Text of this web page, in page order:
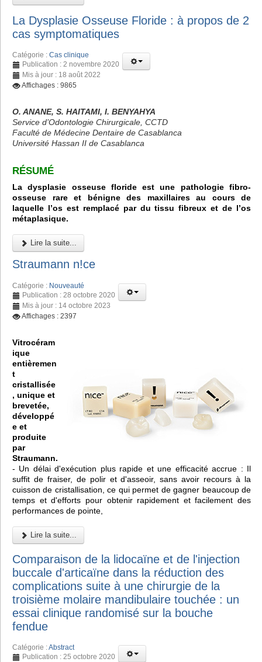
La Dysplasie Osseuse Floride : à propos de 2
cas symptomatiques
Catégorie : Cas clinique
Publication : 2 novembre 2020
Mis à jour : 18 août 2022
Affichages : 9865
O. ANANE, S. HAITAMI, I. BENYAHYA
Service d’Odontologie Chirurgicale, CCTD
Faculté de Médecine Dentaire de Casablanca
Université Hassan II de Casablanca
RÉSUMÉ
La dysplasie osseuse floride est une pathologie fibro-
osseuse rare et bénigne des maxillaires au cours de
laquelle l’os est remplacé par du tissu fibreux et de l’os
métaplasique.
Lire la suite...
Straumann n!ce
Catégorie : Nouveauté
Publication : 28 octobre 2020
Mis à jour : 14 octobre 2023
Affichages : 2397
Vitrocéram
ique
entièremen
t
cristallisée
, unique et
brevetée,
développé
e et
produite
par
Straumann.
- Un délai d'exécution plus rapide et une efficacité accrue : Il
suffit de fraiser, de polir et d'asseoir, sans avoir recours à la
cuisson de cristallisation, ce qui permet de gagner beaucoup de
temps et d'efforts pour obtenir rapidement et facilement des
performances de pointe,
Lire la suite...
Comparaison de la lidocaïne et de l'injection
buccale d'articaïne dans la réduction des
complications suite à une chirurgie de la
troisième molaire mandibulaire touchée : un
essai clinique randomisé sur la bouche
fendue
Catégorie :Abstract
Publication : 25 octobre 2020